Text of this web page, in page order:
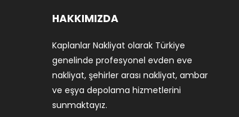
HAKKIMIZDA
Kaplanlar Nakliyat olarak Türkiye
genelinde profesyonel evden eve
nakliyat, şehirler arası nakliyat, ambar
ve eşya depolama hizmetlerini
sunmaktayız.